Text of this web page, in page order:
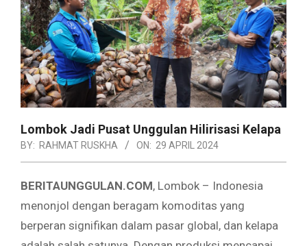
Lombok Jadi Pusat Unggulan Hilirisasi Kelapa
BY: RAHMAT RUSKHA ON: 29 APRIL 2024
BERITAUNGGULAN.COM, Lombok – Indonesia
menonjol dengan beragam komoditas yang
berperan signifikan dalam pasar global, dan kelapa